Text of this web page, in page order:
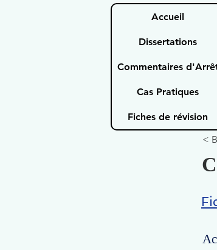
Accueil
Dissertations
Commentaires
Cas Pratiques
Fiches de révision
<